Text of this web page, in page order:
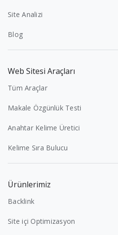
Site Analizi
Blog
Web Sitesi Araçları
Tüm Araçlar
Makale Özgünlük Testi
Anahtar Kelime Üretici
Kelime Sıra Bulucu
Ürünlerimiz
Backlink
Site içi Optimizasyon